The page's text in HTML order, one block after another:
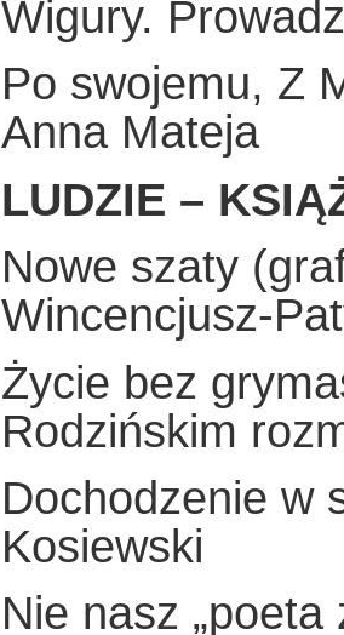
Wigury.
Po swojemu, Z
Anna Mateja
LUDZIE –
Nowe szaty
Wincencjusz-
Życie bez
Rodzińskim
Dochodzenie w
Kosiewski
Nie nasz